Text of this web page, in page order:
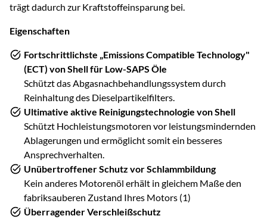
trägt dadurch zur Kraftstoffeinsparung bei.
Eigenschaften
Fortschrittlichste „Emissions Compatible Technology"
(ECT) von Shell für Low-SAPS Öle
Schützt das Abgasnachbehandlungssystem durch
Reinhaltung des Dieselpartikelfilters.
Ultimative aktive Reinigungstechnologie von Shell
Schützt Hochleistungsmotoren vor leistungsmindernden
Ablagerungen und ermöglicht somit ein besseres
Ansprechverhalten.
Unübertroffener Schutz vor Schlammbildung
Kein anderes Motorenöl erhält in gleichem Maße den
fabriksauberen Zustand Ihres Motors (1)
Überragender Verschleißschutz